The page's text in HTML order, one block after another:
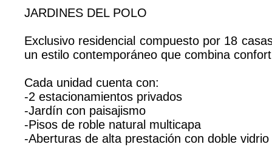
JARDINES DEL POLO
Exclusivo residencial compuesto por 18
un estilo contemporáneo que combina
Cada unidad cuenta con:
-2 estacionamientos privados
-Jardín con paisajismo
-Pisos de roble natural multicapa
-Aberturas de alta prestación con doble vidrio